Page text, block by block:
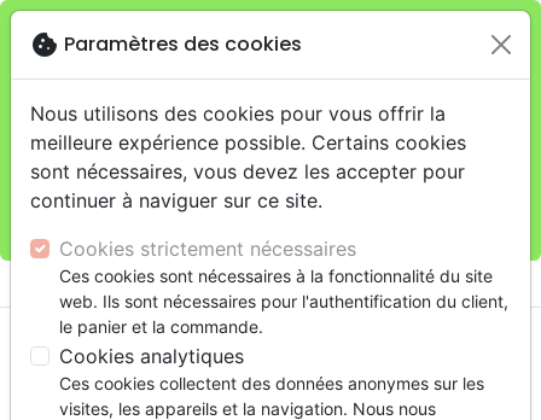
Je veux retirer ma commande au 11 rue de Rive,
Genèveclose
warningCette boutique en ligne est limitée au retrait en
magasin.
Pour les livraisons à domicile, veuillez passer vos
commandes sur la boutique La Maison de la Bible
shopping_cart
cookie Paramètres des cookies
Nous utilisons des cookies pour vous offrir la
meilleure expérience possible. Certains cookies
sont nécessaires, vous devez les accepter pour
continuer à naviguer sur ce site.
Cookies strictement nécessaires
Ces cookies sont nécessaires à la fonctionnalité du site
web. Ils sont nécessaires pour l'authentification du client,
le panier et la commande.
Cookies analytiques
Ces cookies collectent des données anonymes sur les
visites, les appareils et la navigation. Nous nous